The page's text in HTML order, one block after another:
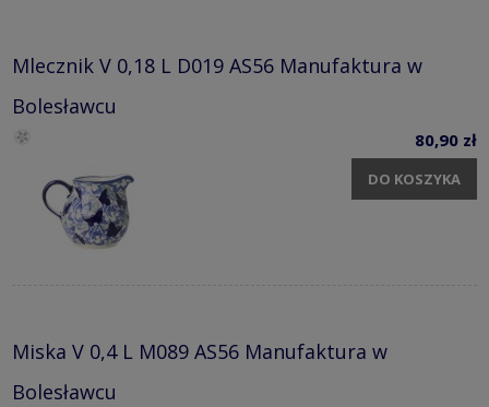
Mlecznik V 0,18 L D019 AS56 Manufaktura w
Bolesławcu
80,90 zł
DO KOSZYKA
Miska V 0,4 L M089 AS56 Manufaktura w
Bolesławcu